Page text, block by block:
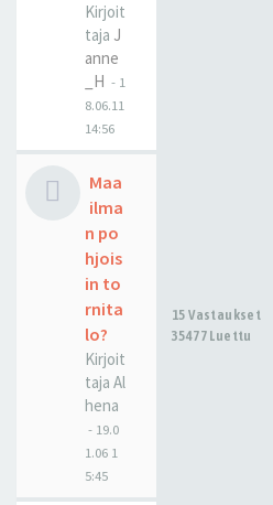
Kirjoit
taja J
anne
_H - 1
8.06.11
14:56
Maa
ilma
n po
hjois
in to
rnita
lo?
Kirjoit
taja Al
hena
- 19.0
1.06 1
5:45
15 Vastaukset
35477 Luettu